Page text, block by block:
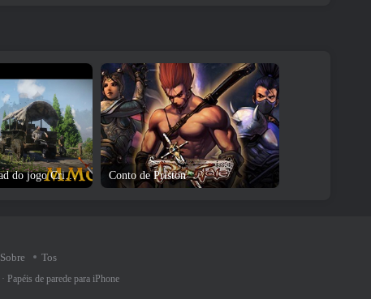
Crítica e download do jogo Crimson Desert Conto de Priston
Sobre Tos
· Papéis de parede para iPhone